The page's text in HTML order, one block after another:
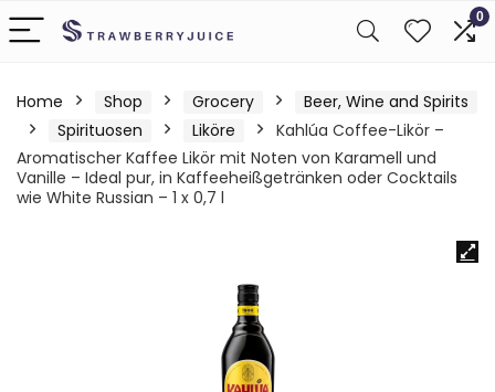
0
Home Shop Grocery
Beer, Wine and Spirits
Spirituosen
Liköre
Kahlúa Coffee-Likör –
Aromatischer Kaffee Likör mit Noten von Karamell und
Vanille – Ideal pur, in Kaffeeheißgetränken oder Cocktails
wie White Russian – 1 x 0,7 l